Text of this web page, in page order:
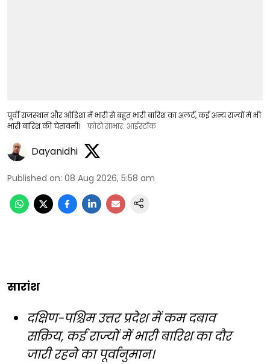
पूर्वी राजस्थान और ओडिशा में भारी से बहुत भारी बारिश का अलर्ट, कई अन्य राज्यों में भी
भारी बारिश की चेतावनी।
फोटो साभार: आईस्टॉक
Dayanidhi
Published on: 08 Aug 2026, 5:58 am
सारांश
दक्षिण-पश्चिम उत्तर प्रदेश में कम दबाव
सक्रिय, कई राज्यों में भारी बारिश का दौर
जारी रहने का पूर्वानुमान।